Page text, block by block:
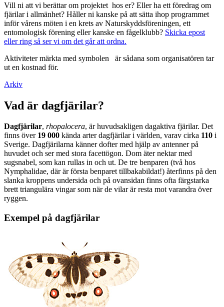
Vill ni att vi berättar om projektet hos er? Eller ha ett föredrag om
fjärilar i allmänhet? Håller ni kanske på att sätta ihop programmet
inför vårens möten i en krets av Naturskyddsföreningen, ett
entomologisk förening eller kanske en fågelklubb? Skicka epost
eller ring så ser vi om det går att ordna.
Aktiviteter märkta med symbolen
är sådana som organisatören tar
ut en kostnad för.
Arkiv
Vad är dagfjärilar?
Dagfjärilar, rhopalocera, är huvudsakligen dagaktiva fjärilar. Det
finns över 19 000 kända arter dagfjärilar i världen, varav cirka 110 i
Sverige. Dagfjärilarna känner dofter med hjälp av antenner på
huvudet och ser med stora facettögon. Dom äter nektar med
sugsnabel, som kan rullas in och ut. De tre benparen (två hos
Nymphalidae, där är första benparet tillbakabildat!) återfinns på den
slanka kroppens undersida och på ovansidan finns ofta färgstarka
brett triangulära vingar som när de vilar är resta mot varandra över
ryggen.
Exempel på dagfjärilar